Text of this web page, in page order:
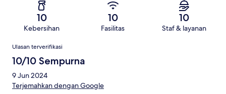
10
Kebersihan
10
Fasilitas
10
Staf & layanan
Ulasan
Ulasan terverifikasi
10/10 Sempurna
9 Jun 2024
Terjemahkan dengan Google